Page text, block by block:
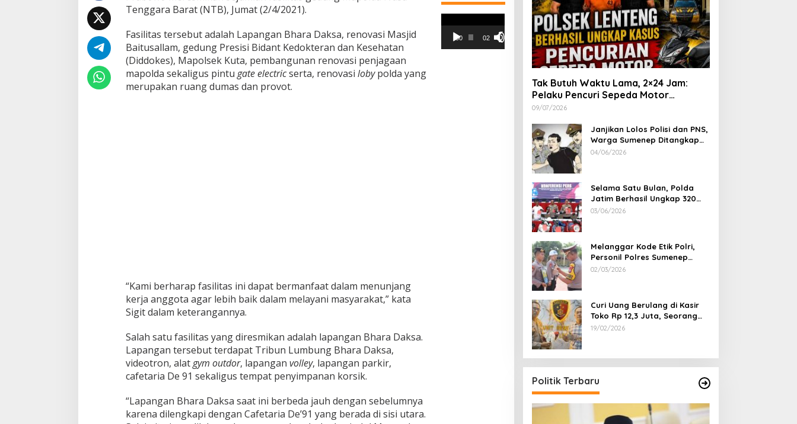
n
n
P
o
l
d
a
Tenggara Barat (NTB), Jumat (2/4/2021).
Fasilitas tersebut adalah Lapangan Bhara Daksa, renovasi Masjid
Baitusallam, gedung Presisi Bidant Kedokteran dan Kesehatan
(Diddokes), Mapolsek Kuta, pembangunan renovasi penjagaan
mapolda sekaligus pintu gate electricserta, renovasi lobypolda yang
merupakan ruang dumas dan provot.
“Kami berharap fasilitas ini dapat bermanfaat dalam menunjang
kerja anggota agar lebih baik dalam melayani masyarakat,” kata
Sigit dalam keterangannya.
Salah satu fasilitas yang diresmikan adalah lapangan Bhara Daksa.
Lapangan tersebut terdapat Tribun Lumbung Bhara Daksa,
videotron, alatgym outdor, lapangan volley, lapangan parkir,
cafetaria De 91 sekaligus tempat penyimpanan korsik.
“Lapangan Bhara Daksa saat ini berbeda jauh dengan sebelumnya
karena dilengkapi dengan Cafetaria De’91 yang berada di sisi utara.
Video
00:00 02:42
Tak Butuh Waktu Lama, 2×24 Jam:
Pelaku Pencuri Sepeda Motor
Langsung Diringkus Polsek Lenteng di
09/07/2026
Janjikan Lolos Polisi dan PNS,
Warga Sumenep Ditangkap
Polres Sampang, Korban Rugi
04/06/2026
Selama Satu Bulan, Polda
Jatim Berhasil Ungkap 320
Kasus Kejahatan Jalanan, BB
03/06/2026
Melanggar Kode Etik Polri,
Personil Polres Sumenep
Dipecat
02/03/2026
Curi Uang Berulang di Kasir
Toko Rp 12,3 Juta, Seorang
Pemuda Diamankan Tim
19/02/2026
Politik Terbaru